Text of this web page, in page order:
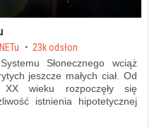
23k odsłon
Słonecznego wciąż
jeszcze małych ciał. Od
wieku rozpoczęły się
istnienia hipotetycznej